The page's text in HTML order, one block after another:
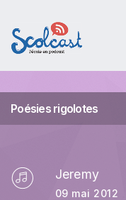
Poésies rigolotes
Jeremy
09 mai 2012